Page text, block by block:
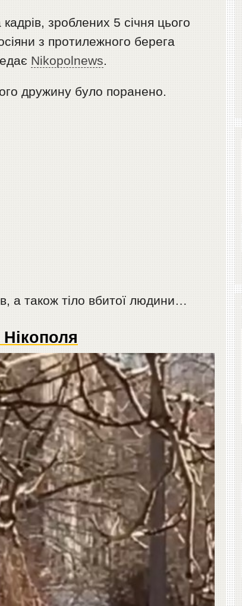
кадрів, зроблених 5 січня цього
з протилежного берега
Nikopolnews.
дружину було поранено.
а також тіло вбитої людини…